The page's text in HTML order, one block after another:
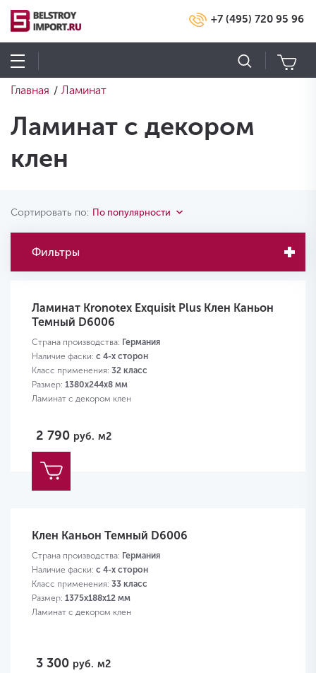
+7 (495) 720 95 96
Главная / Ламинат
Ламинат с декором
клен
Сортировать по: По популярности
Фильтры
Ламинат Kronotex Exquisit Plus Клен Каньон
Темный D6006
Страна производства: Германия
Наличие фаски: с 4-х сторон
Класс применения: 32 класс
Размер: 1380х244х8 мм
Ламинат с декором клен
2 790 руб. м2
Клен Каньон Темный D6006
Страна производства: Германия
Наличие фаски: с 4-х сторон
Класс применения: 33 класс
Размер: 1375х188х12 мм
Ламинат с декором клен
3 300 руб. м2